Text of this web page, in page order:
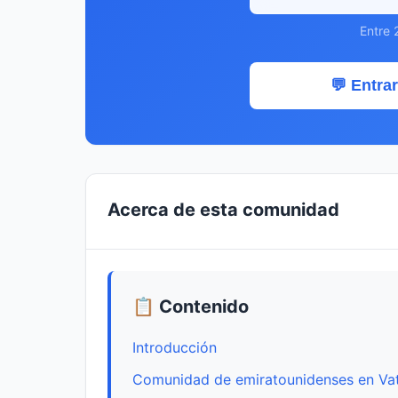
Entre
💬
Acerca de esta comunidad
📋 Contenido
Introducción
Comunidad de emiratounidenses en